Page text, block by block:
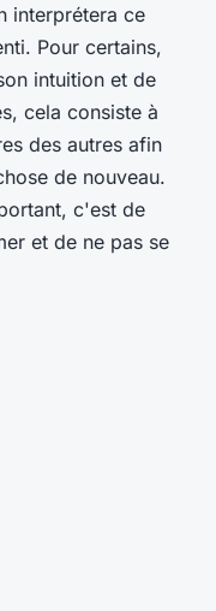
interprétera ce
Pour certains,
intuition et de
cela consiste à
des autres afin
de nouveau.
c'est de
et de ne pas se